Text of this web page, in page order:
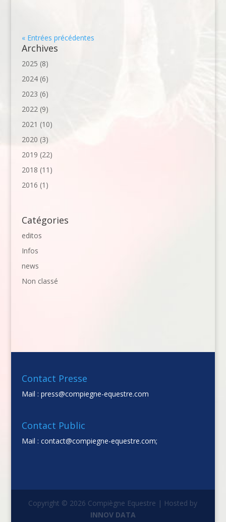
« Entrées précédentes
Archives
2025 (8)
2024(6)
2023 (6)
2022(9)
2021 (10)
2020 (3)
2019 (22)
2018 (11)
2016 (1)
Catégories
editos
Infos
news
Non classé
Contact Presse
Mail : press@compiegne-equestre.com
Contact Public
Mail : contact@compiegne-equestre.com;
Copyright © 2026 Compiègne Equestre | Hosted by
INNOV DATA